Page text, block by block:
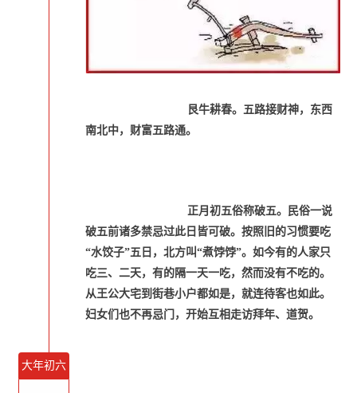
艮牛耕春。五路接财神，东西
南北中，财富五路通。
正月初五俗称破五。民俗一说
破五前诸多禁忌过此日皆可破。按照旧的习惯要吃
“水饺子”五日，北方叫“煮饽饽”。如今有的人家只
吃三、二天，有的隔一天一吃，然而没有不吃的。
从王公大宅到街巷小户都如是，就连待客也如此。
妇女们也不再忌门，开始互相走访拜年、道贺。
大年初六